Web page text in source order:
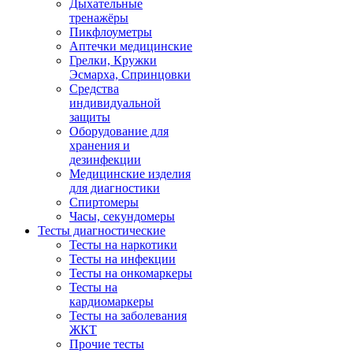
Дыхательные
тренажёры
Пикфлоуметры
Аптечки медицинские
Грелки, Кружки
Эсмарха, Спринцовки
Средства
индивидуальной
защиты
Оборудование для
хранения и
дезинфекции
Медицинские изделия
для диагностики
Спиртомеры
Часы, секундомеры
Тесты диагностические
Тесты на наркотики
Тесты на инфекции
Тесты на онкомаркеры
Тесты на
кардиомаркеры
Тесты на заболевания
ЖКТ
Прочие тесты